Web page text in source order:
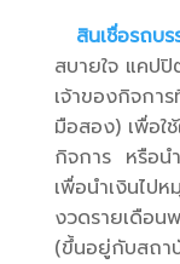
สินเชื่อรถบ
สบายใจ แคป
เจ้าของกิจกา
มือสอง) เพื่อใ
กิจการ หรือน
เพื่อนำเงินไปห
งวดรายเดือน
(ขึ้นอยู่กับสถา